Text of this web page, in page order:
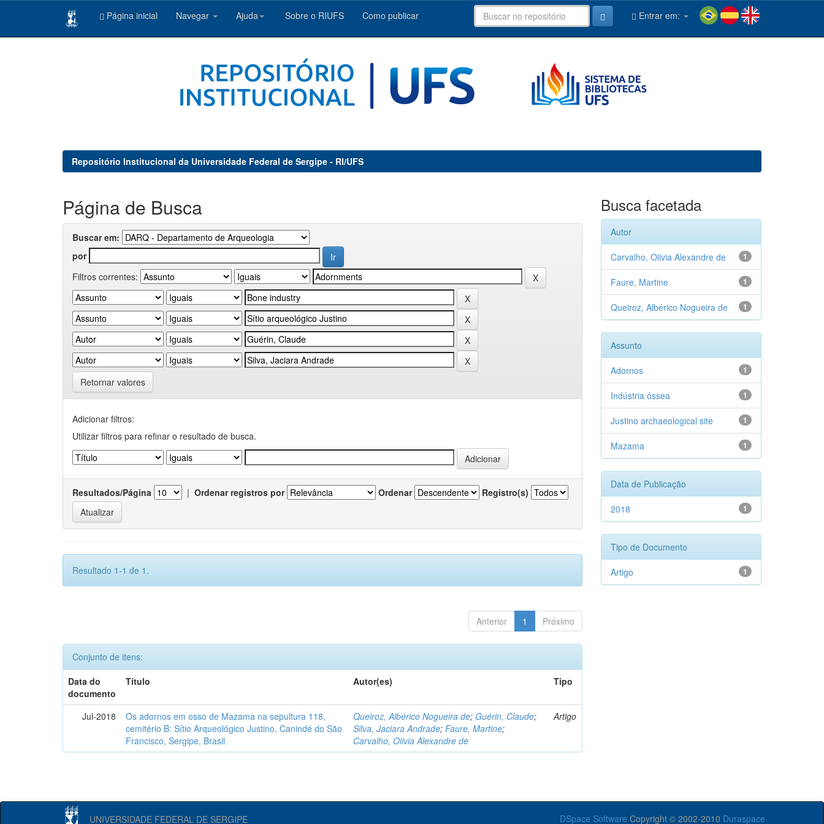
Página inicial Navegar Ajuda Sobre o RIUFS Como publicar Entrar em:
Repositório Institucional da Universidade Federal de Sergipe - RI/UFS
Página de Busca
Buscar em:
por
Filtros correntes:
Retornar valores
Adicionar filtros:
Utilizar filtros para refinar o resultado de busca.
Resultados/Página | Ordenar registros por Ordenar Registro(s)
Resultado 1-1 de 1.
Anterior 1 Próximo
Conjunto de itens:
Data do
documento
Título Autor(es) Tipo
Jul-2018
Os adornos em osso de Mazama na sepultura 118,
cemitério B: Sítio Arqueológico Justino, Canindé do São
Francisco, Sergipe, Brasil
Queiroz, Albérico Nogueira de; Guérin, Claude;
Silva, Jaciara Andrade;Faure, Martine;
Carvalho, Olivia Alexandre de
Artigo
Busca facetada
Autor
1
Carvalho, Olivia Alexandre de
1
Faure, Martine
1
Queiroz, Albérico Nogueira de
Assunto
1
Adornos
1
Indústria óssea
1
Justino archaeological site
1
Mazama
Data de Publicação
1
2018
Tipo de Documento
1
Artigo
UNIVERSIDADE FEDERAL DE SERGIPE DSpace Software Copyright © 2002-2010 Duraspace